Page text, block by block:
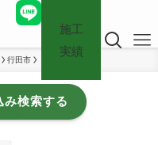
施工
実績
行田市
み検索する